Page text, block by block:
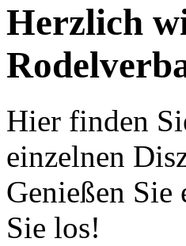
Herzlich
Hier finden
einzelnen
Genießen
Sie los!